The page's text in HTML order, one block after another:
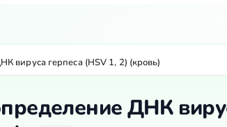
вируса герпеса (HSV 1, 2) (кровь)
ДНК